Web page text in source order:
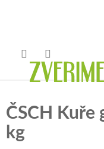
ČSCH Kuře
kg